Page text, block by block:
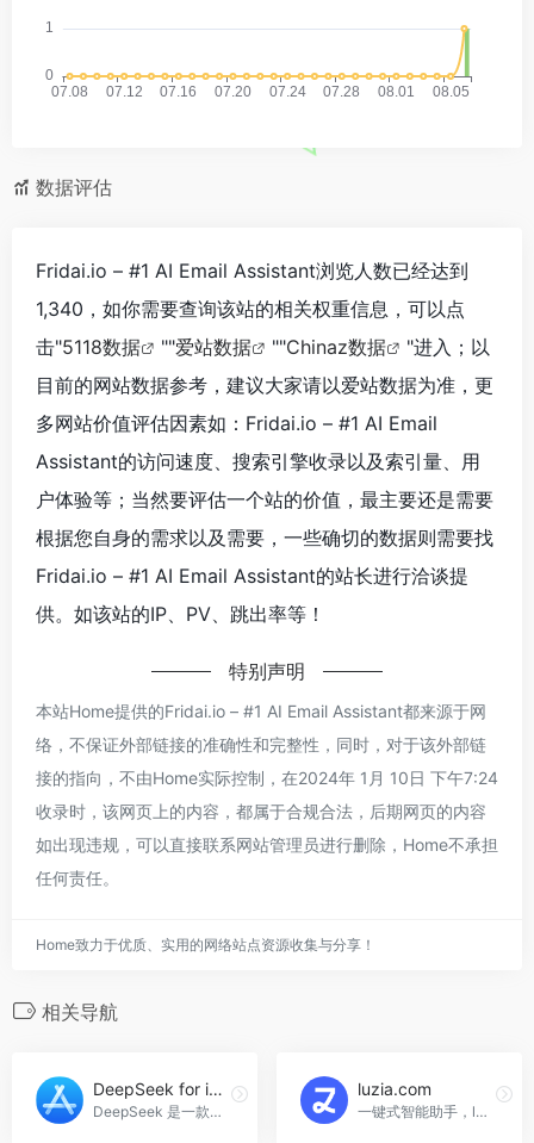
数据评估
Fridai.io – #1 AI Email Assistant浏览人数已经达到
1,340，如你需要查询该站的相关权重信息，可以点
击"5118数据 ""爱站数据 ""Chinaz数据
"进入；以
目前的网站数据参考，建议大家请以爱站数据为准，更
多网站价值评估因素如：Fridai.io – #1 AI Email
Assistant的访问速度、搜索引擎收录以及索引量、用
户体验等；当然要评估一个站的价值，最主要还是需要
根据您自身的需求以及需要，一些确切的数据则需要找
Fridai.io – #1 AI Email Assistant的站长进行洽谈提
供。如该站的IP、PV、跳出率等！
特别声明
本站Home提供的Fridai.io – #1 AI Email Assistant都来源于网
络，不保证外部链接的准确性和完整性，同时，对于该外部链
接的指向，不由Home实际控制，在2024年 1月 10日 下午7:24
收录时，该网页上的内容，都属于合规合法，后期网页的内容
如出现违规，可以直接联系网站管理员进行删除，Home不承担
任何责任。
Home致力于优质、实用的网络站点资源收集与分享！
相关导航
DeepSeek for iOS
DeepSeek 是一款由杭州深度求索人工智能基础技术研究有限公司开发的智能 AI 助手 APP。
luzia.com
一键式智能助手，luzia.com官网入口网址